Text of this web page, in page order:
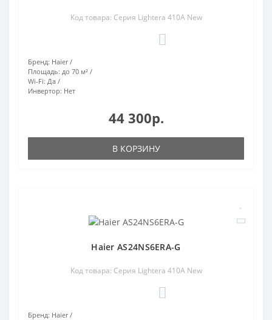
Код товара: Серия Lightera 410A New
Бренд: Haier
Площадь: до 70 м²
Wi-Fi: Да
Инвертор: Нет
44 300р.
В КОРЗИНУ
Haier AS24NS6ERA-G
Код товара: Серия Lightera 410A New
Бренд: Haier